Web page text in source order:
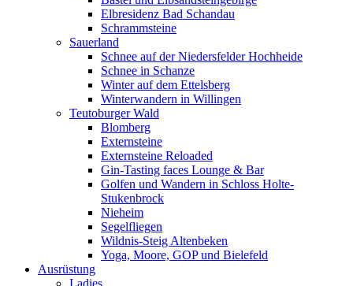
Elbresidenz Bad Schandau
Schrammsteine
Sauerland
Schnee auf der Niedersfelder Hochheide
Schnee in Schanze
Winter auf dem Ettelsberg
Winterwandern in Willingen
Teutoburger Wald
Blomberg
Externsteine
Externsteine Reloaded
Gin-Tasting faces Lounge & Bar
Golfen und Wandern in Schloss Holte-
Stukenbrock
Nieheim
Segelfliegen
Wildnis-Steig Altenbeken
Yoga, Moore, GOP und Bielefeld
Ausrüstung
Ladies